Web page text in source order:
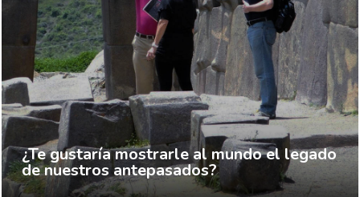
¿Te gustaría mostrarle al mundo el legado
de nuestros antepasados?